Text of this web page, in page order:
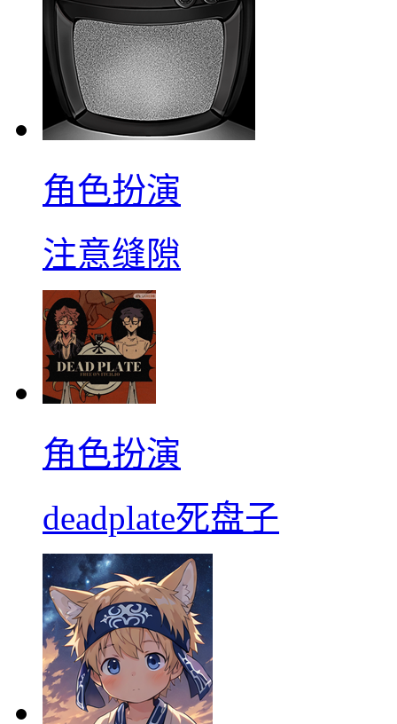
角色扮演
注意缝隙
角色扮演
deadplate死盘子